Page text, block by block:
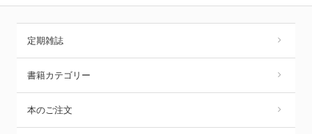
定期雑誌
書籍カテゴリー
本のご注文